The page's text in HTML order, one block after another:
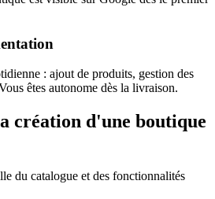
: ajout de produits, gestion des
êtes autonome dès la livraison.
création d'une boutique
du catalogue et des fonctionnalités